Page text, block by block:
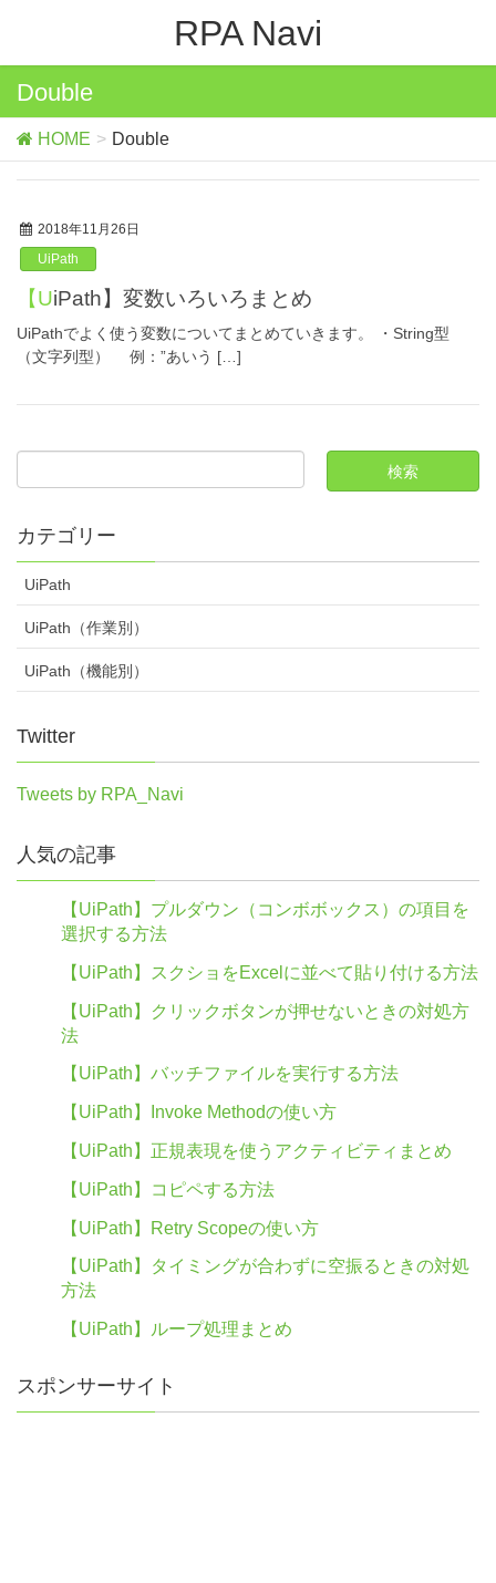
RPA Navi
Double
HOME Double
2018年11月26日
UiPath
【UiPath】変数いろいろまとめ
UiPathでよく使う変数についてまとめていきます。 ・String型
（文字列型） 例：”あいう […]
カテゴリー
UiPath
UiPath（作業別）
UiPath（機能別）
Twitter
Tweets by RPA_Navi
人気の記事
【UiPath】プルダウン（コンボボックス）の項目を
選択する方法
【UiPath】スクショをExcelに並べて貼り付ける方法
【UiPath】クリックボタンが押せないときの対処方
法
【UiPath】バッチファイルを実行する方法
【UiPath】Invoke Methodの使い方
【UiPath】正規表現を使うアクティビティまとめ
【UiPath】コピペする方法
【UiPath】Retry Scopeの使い方
【UiPath】タイミングが合わずに空振るときの対処
方法
【UiPath】ループ処理まとめ
スポンサーサイト